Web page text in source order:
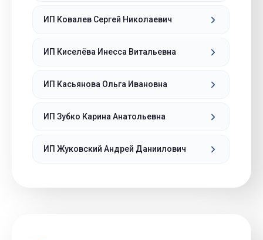
ИП Ковалев Сергей Николаевич
ИП Киселёва Инесса Витальевна
ИП Касьянова Ольга Ивановна
ИП Зубко Карина Анатольевна
ИП Жуковский Андрей Даниилович